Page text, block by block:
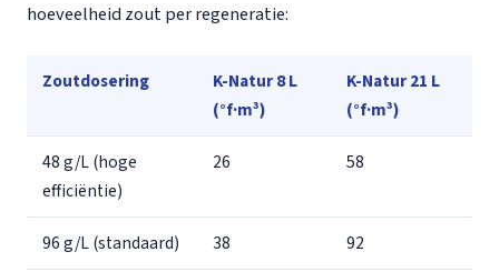
hoeveelheid zout per regeneratie:
Zoutdosering
K-Natur 8 L
(°f·m³)
K-Natur 21 L
(°f·m³)
48 g/L (hoge
efficiëntie)
26 58
96 g/L (standaard) 38 92